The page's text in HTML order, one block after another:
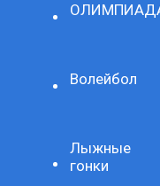
Волейбол
Лыжные
гонки